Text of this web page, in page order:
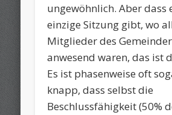
ungewöhnlich. Aber dass
einzige Sitzung gibt, wo
Mitglieder des
anwesend waren, das ist
Es ist phasenweise oft
knapp, dass selbst die
Beschlussfähigkeit (50%